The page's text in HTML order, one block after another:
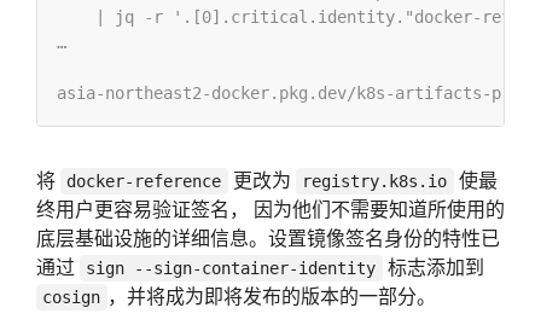
将 docker-reference 更改为 registry.k8s.io
使最
终用户更容易验证签名， 因为他们不需要知道所使用的
底层基础设施的详细信息。设置镜像签名身份的特性已
通过
sign --sign-container-identity 标志添加到
cosign ，并将成为即将发布的版本的一部分。